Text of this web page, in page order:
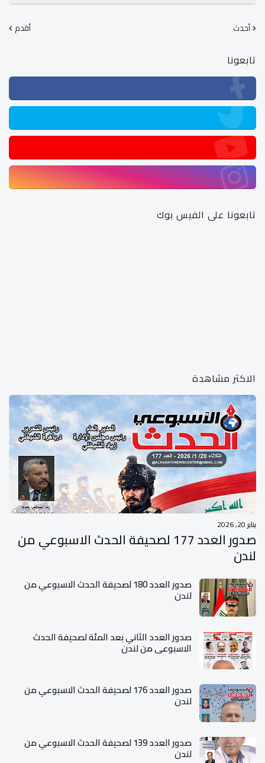
أحدث أقدم
تابعونا
تابعونا على الفيس بوك
الاكثر مشاهدة
يناير 20, 2026
صدور العدد 177 لصحيفة الحدث الاسبوعي من
لندن
صدور العدد 180 لصحيفة الحدث الاسبوعي من
لندن
صدور العدد الثاني بعد المئة لصحيفة الحدث
الاسبوعي من لندن
صدور العدد 176 لصحيفة الحدث الاسبوعي من
لندن
صدور العدد 139 لصحيفة الحدث الاسبوعي من
لندن